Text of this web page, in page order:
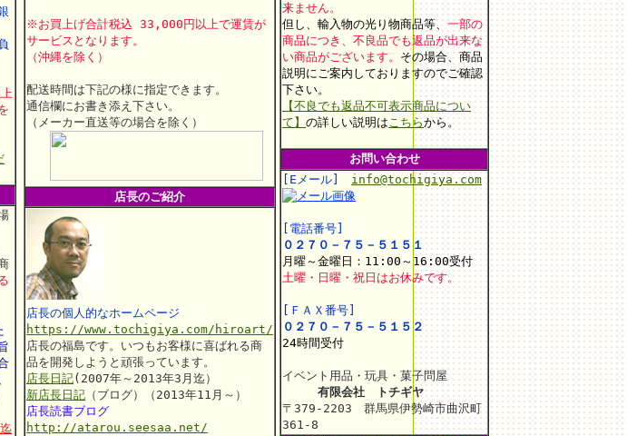
※お買上げ合計税込 33,000円以上で運賃が
サービスとなります。
（沖縄を除く）
配送時間は下記の様に指定できます。
通信欄にお書き添え下さい。
（メーカー直送等の場合を除く）
店長のご紹介
店長の個人的なホームページ
https://www.tochigiya.com/hiroart/
店長の福島です。いつもお客様に喜ばれる商
品を開発しようと頑張っています。
店長日記(2007年～2013年3月迄）
新店長日記 （ブログ）（2013年11月～）
店長読書ブログ
http://atarou.seesaa.net/
来ません。
但し、輸入物の光り物商品等、 一部の
商品につき、不良品でも返品が出来な
い商品がございます。 その場合、商品
説明にご案内しておりますのでご確認
下さい。
【不良でも返品不可表示商品につい
て】 の詳しい説明はこちらから。
お問い合わせ
[Eメール]
info@tochigiya.com
[電話番号]
０２７０－７５－５１５１
月曜～金曜日：11:00～16:00受付
土曜・日曜・祝日はお休みです。
ＦＡＸ番号]
０２７０－７５－５１５２
24時間受付
イベント用品・玩具・菓子問屋
有限会社 トチギヤ
〒379-2203 群馬県伊勢崎市曲沢町
361-8